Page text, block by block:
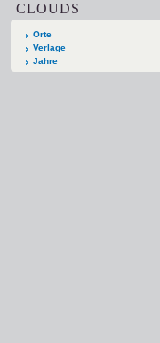
CLOUDS
Orte
Verlage
Jahre